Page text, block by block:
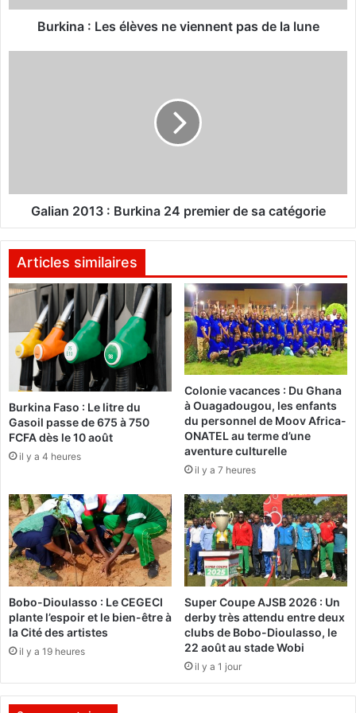
L
v
e
n
e
n
e
l
a
l
u
e
Burkina : Les élèves ne viennent pas de la lune
1
:
B
r
k
p
r
e
m
i
r
d
e
s
a
c
t
é
g
i
Galian 2013 : Burkina 24 premier de sa catégorie
Articles similaires
Burkina Faso : Le litre du
Gasoil passe de 675 à 750
FCFA dès le 10 août
il y a 4 heures
Colonie vacances : Du Ghana
à Ouagadougou, les enfants
du personnel de Moov Africa-
ONATEL au terme d’une
aventure culturelle
il y a 7 heures
Bobo-Dioulasso : Le CEGECI
plante l’espoir et le bien-être à
la Cité des artistes
il y a 19 heures
Super Coupe AJSB 2026 : Un
derby très attendu entre deux
clubs de Bobo-Dioulasso, le
22 août au stade Wobi
il y a 1 jour